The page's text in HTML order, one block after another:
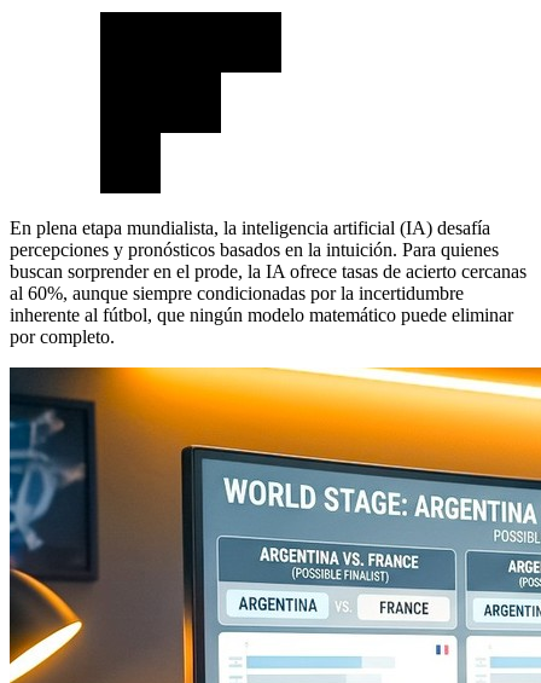
En plena etapa mundialista, la inteligencia artificial (IA) desafía
percepciones y pronósticos basados en la intuición. Para quienes
buscan sorprender en el prode, la IA ofrece tasas de acierto cercanas
al 60%, aunque siempre condicionadas por la incertidumbre
inherente al fútbol, que ningún modelo matemático puede eliminar
por completo.